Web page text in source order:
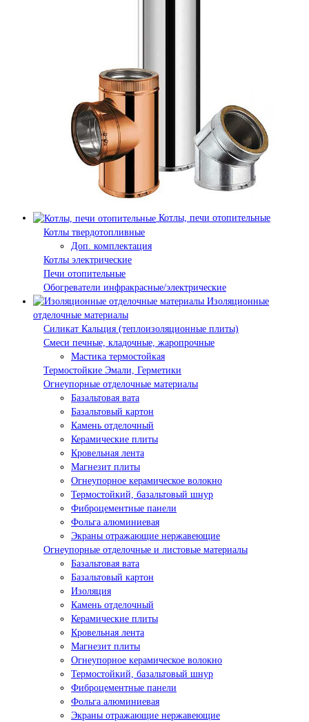
Котлы, печи отопительные
Котлы твердотопливные
Доп. комплектация
Котлы электрические
Печи отопительные
Обогреватели инфракрасные/электрические
Изоляционные
отделочные материалы
Силикат Кальция (теплоизоляционные плиты)
Смеси печные, кладочные, жаропрочные
Мастика термостойкая
Термостойкие Эмали, Герметики
Огнеупорные отделочные материалы
Базальтовая вата
Базальтовый картон
Камень отделочный
Керамические плиты
Кровельная лента
Магнезит плиты
Огнеупорное керамическое волокно
Термостойкий, базальтовый шнур
Фиброцементные панели
Фольга алюминиевая
Экраны отражающие нержавеющие
Огнеупорные отделочные и листовые материалы
Базальтовая вата
Базальтовый картон
Изоляция
Камень отделочный
Керамические плиты
Кровельная лента
Магнезит плиты
Огнеупорное керамическое волокно
Термостойкий, базальтовый шнур
Фиброцементные панели
Фольга алюминиевая
Экраны отражающие нержавеющие